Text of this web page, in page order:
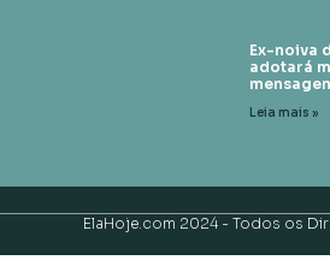
Ex-noiva
adotará
Leia mais »
ElaHoje.com 2024 - Todos os